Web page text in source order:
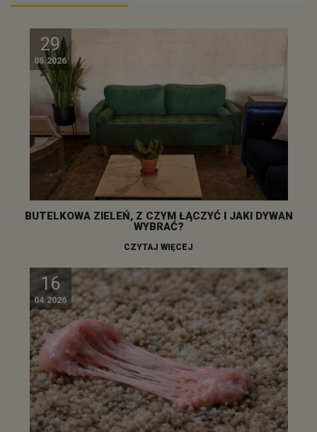
29
05.2026
BUTELKOWA ZIELEŃ, Z CZYM ŁĄCZYĆ I JAKI DYWAN
WYBRAĆ?
CZYTAJ WIĘCEJ
16
04.2026